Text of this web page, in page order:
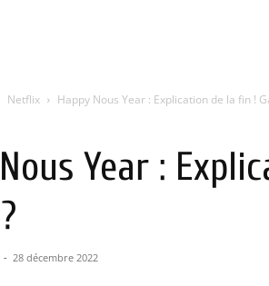
Netflix Happy Nous Year : Explication de la fin !
Year :
- 28 décembre 2022